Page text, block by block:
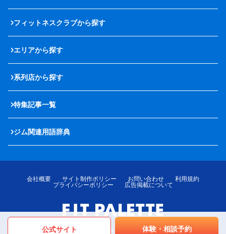
公式サイト 体験・相談予約
フィットネスクラブから探す
エリアから探す
系列店から探す
特集記事一覧
ジム関連用語辞典
会社概要 サイト制作ポリシー お問い合わせ
利用規約
プライバシーポリシー
広告掲載について
© LOTTE MediPalette Co.,Ltd. All rights reserved.